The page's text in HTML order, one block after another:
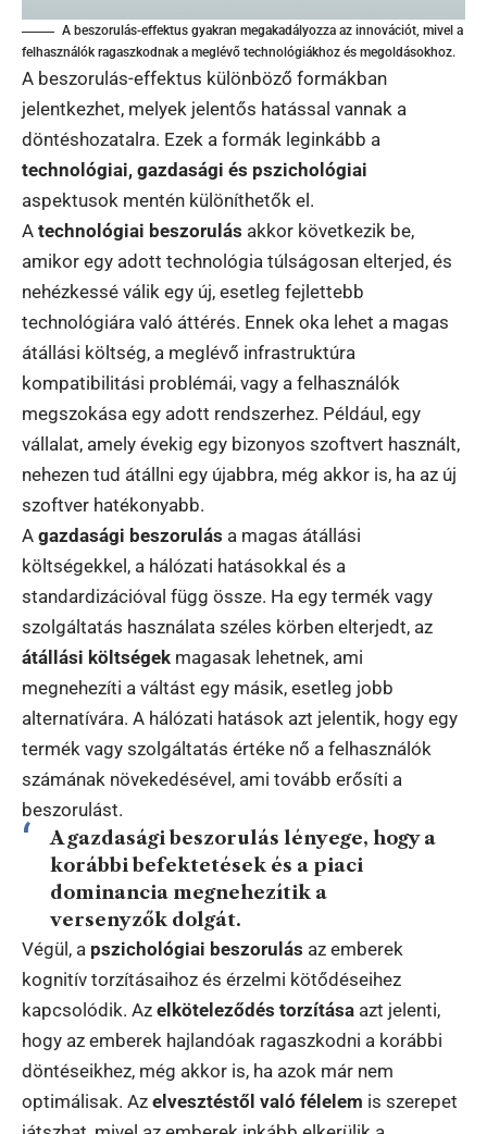
A beszorulás-effektus gyakran megakadályozza az innovációt, mivel a
felhasználók ragaszkodnak a meglévő technológiákhoz és megoldásokhoz.
A beszorulás-effektus különböző formákban
jelentkezhet, melyek jelentős hatással vannak a
döntéshozatalra. Ezek a formák leginkább a
technológiai, gazdasági és pszichológiai
aspektusok mentén különíthetők el.
A technológiai beszorulás akkor következik be,
amikor egy adott technológia túlságosan elterjed, és
nehézkessé válik egy új, esetleg fejlettebb
technológiára való áttérés. Ennek oka lehet a magas
átállási költség, a meglévő infrastruktúra
kompatibilitási problémái, vagy a felhasználók
megszokása egy adott rendszerhez. Például, egy
vállalat, amely évekig egy bizonyos szoftvert használt,
nehezen tud átállni egy újabbra, még akkor is, ha az új
szoftver hatékonyabb.
A gazdasági beszorulás a magas átállási
költségekkel, a hálózati hatásokkal és a
standardizációval függ össze. Ha egy termék vagy
szolgáltatás használata széles körben elterjedt, az
átállási költségek magasak lehetnek, ami
megnehezíti a váltást egy másik, esetleg jobb
alternatívára. A hálózati hatások azt jelentik, hogy egy
termék vagy szolgáltatás értéke nő a felhasználók
számának növekedésével, ami tovább erősíti a
beszorulást.
A gazdasági beszorulás lényege, hogy a
korábbi befektetések és a piaci
dominancia megnehezítik a
versenyzők dolgát.
Végül, a pszichológiai beszorulás az emberek
kognitív torzításaihoz és érzelmi kötődéseihez
kapcsolódik. Az elköteleződés torzítása azt jelenti,
hogy az emberek hajlandóak ragaszkodni a korábbi
döntéseikhez, még akkor is, ha azok már nem
optimálisak. Az elvesztéstől való félelem is szerepet